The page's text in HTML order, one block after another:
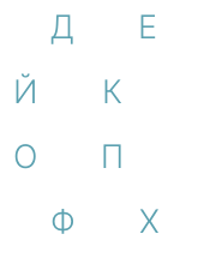
Д
Е
Й
К
О
П
Ф
Х